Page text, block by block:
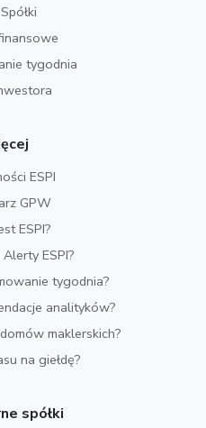
tygodnia
ESPI
GPW
ESPI?
Alerty ESPI?
tygodnia?
analityków?
maklerskich?
na giełdę?
spółki